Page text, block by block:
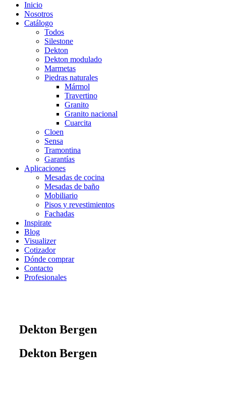
Inicio
Nosotros
Catálogo
Todos
Silestone
Dekton
Dekton modulado
Marmetas
Piedras naturales
Mármol
Travertino
Granito
Granito nacional
Cuarcita
Cloen
Sensa
Tramontina
Garantías
Aplicaciones
Mesadas de cocina
Mesadas de baño
Mobiliario
Pisos y revestimientos
Fachadas
Inspirate
Blog
Visualizer
Cotizador
Dónde comprar
Contacto
Profesionales
Dekton Bergen
Dekton Bergen